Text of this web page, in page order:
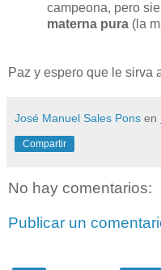
campeona, pero
materna pura (la
Paz y espero que le sirva
José Manuel Sales Pons en
Compartir
No hay comentarios:
Publicar un